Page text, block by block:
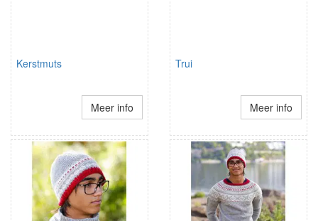
Kerstmuts
Meer info
Trui
Meer info